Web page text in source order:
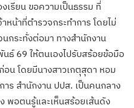
เรียน ขอความเป็นธรรม ที่
หน้าที่ตำรวจกระทำการ โดยไม่
กระทั่งต่อมา ทางสำนักงาน
ธ์ 69 ให้ตนเองไปรับสร้อยข้อมือ
น โดยมีนางสาวเกตุสุดา หอม
ร สำนักงาน ปปส. เป็นคนกลาง
พอตนรู้และเห็นสร้อยเส้นดัง